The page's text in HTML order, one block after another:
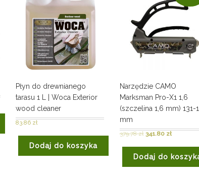
Płyn do drewnianego
tarasu 1 L | Woca Exterior
wood cleaner
83.86 zł
Dodaj do koszyka
Narzędzie CAMO
Marksman Pro-X1 1,6
(szczelina 1,6 mm) 131-
mm
379.78zł 341.80 zł
Dodaj do